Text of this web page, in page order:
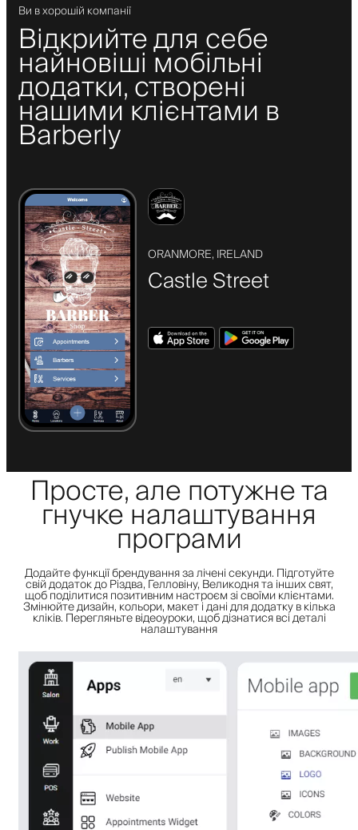
Ви в хорошій компанії
Відкрийте для себе
найновіші мобільні
додатки, створені
нашими клієнтами в
Barberly
ORANMORE, IRELAND
Castle Street
Просте, але потужне та
гнучке налаштування
програми
Додайте функції брендування за лічені секунди. Підготуйте
свій додаток до Різдва, Гелловіну, Великодня та інших свят,
щоб поділитися позитивним настроєм зі своїми клієнтами.
Змінюйте дизайн, кольори, макет і дані для додатку в кілька
кліків. Перегляньте відеоуроки, щоб дізнатися всі деталі
налаштування